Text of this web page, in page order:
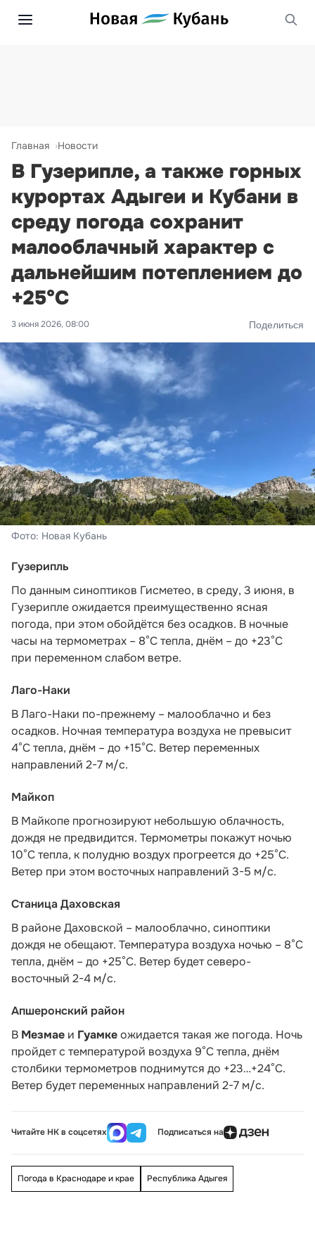
Главная Новости
В Гузерипле, а также горных
курортах Адыгеи и Кубани в
среду погода сохранит
малооблачный характер с
дальнейшим потеплением до
+25°С
3 июня 2026, 08:00 Поделиться
Фото: Новая Кубань
Гузерипль
По данным синоптиков Гисметео, в среду, 3 июня, в
Гузерипле ожидается преимущественно ясная
погода, при этом обойдётся без осадков. В ночные
часы на термометрах – 8°С тепла, днём – до +23°С
при переменном слабом ветре.
Лаго-Наки
В Лаго-Наки по-прежнему – малооблачно и без
осадков. Ночная температура воздуха не превысит
4°С тепла, днём – до +15°С. Ветер переменных
направлений 2-7 м/с.
Майкоп
В Майкопе прогнозируют небольшую облачность,
дождя не предвидится. Термометры покажут ночью
10°С тепла, к полудню воздух прогреется до +25°С.
Ветер при этом восточных направлений 3-5 м/с.
Станица Даховская
В районе Даховской – малооблачно, синоптики
дождя не обещают. Температура воздуха ночью – 8°С
тепла, днём – до +25°С. Ветер будет северо-
восточный 2-4 м/с.
Апшеронский район
В Мезмае и Гуамкеожидается такая же погода. Ночь
пройдет с температурой воздуха 9°С тепла, днём
столбики термометров поднимутся до +23…+24°С.
Ветер будет переменных направлений 2-7 м/с.
Читайте НК в соцсетях Подписаться на
Погода в Краснодаре и крае Республика Адыгея